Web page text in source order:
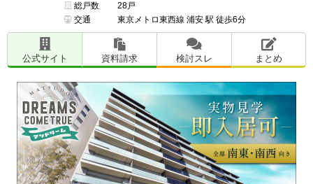
総戸数
28戸
交通
東京メトロ東西線 浦安 駅 徒歩6分
公式サイト 資料請求 検討スレ まとめ